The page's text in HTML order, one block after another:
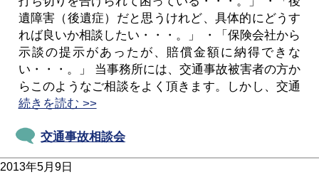
遺障害（後遺症）だと思うけれど、具体的にどうす
れば良いか相談したい・・・。」 ・「保険会社から
示談の提示があったが、賠償金額に納得できな
い・・・。」 当事務所には、交通事故被害者の方か
らこのようなご相談をよく頂きます。しかし、交通
続きを読む >>
交通事故相談会
2013年5月9日